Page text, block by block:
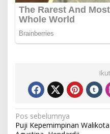
Navigasi
Pos sebelumnya
Puji Kepemimpinan Walikota